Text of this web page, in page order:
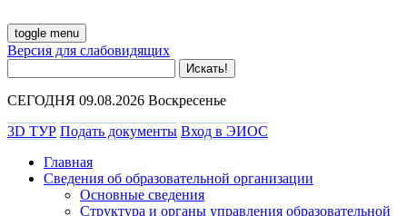
toggle menu
Версия для слабовидящих
СЕГОДНЯ 09.08.2026 Воскресенье
3D ТУР Подать документы Вход в ЭИОС
Главная
Сведения об образовательной организации
Основные сведения
Структура и органы управления образовательной